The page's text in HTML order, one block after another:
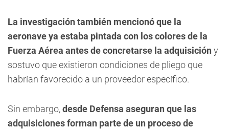
La investigación también mencionó que la
aeronave ya estaba pintada con los colores de la
Fuerza Aérea antes de concretarse la adquisición y
sostuvo que existieron condiciones de pliego que
habrían favorecido a un proveedor específico.
Sin embargo,desde Defensa aseguran que las
adquisiciones forman parte de un proceso de